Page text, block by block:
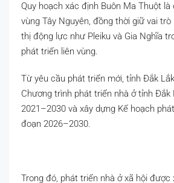
Quy hoạch xác định Buôn Ma Thuột
vùng Tây Nguyên, đồng thời giữ vai
thị động lực như Pleiku và Gia Nghĩa
phát triển liên vùng.
Từ yêu cầu phát triển mới, tỉnh Đắk
Chương trình phát triển nhà ở tỉnh Đắk
2021–2030 và xây dựng Kế hoạch
đoạn 2026–2030.
Trong đó, phát triển nhà ở xã hội